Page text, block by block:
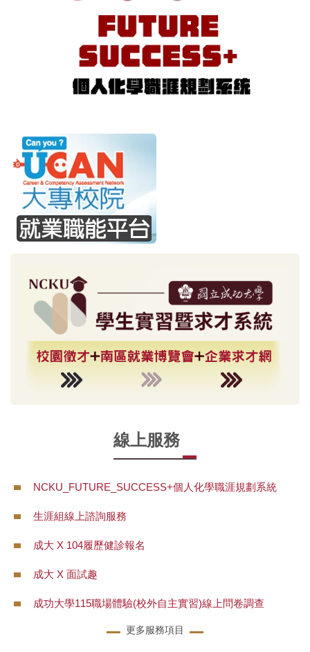
線上服務
NCKU_FUTURE_SUCCESS+個人化學職涯規劃系統
生涯組線上諮詢服務
成大 X 104履歷健診報名
成大 X 面試趣
成功大學115職場體驗(校外自主實習)線上問卷調查
更多服務項目